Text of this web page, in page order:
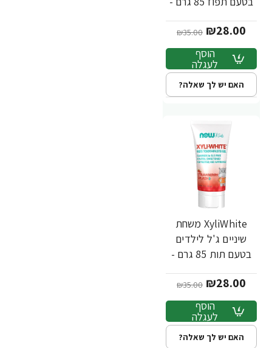
₪28.00
₪35.00
הוסף
לעגלה
האם יש לך שאלה?
-20%
XyliWhite משחת
שיניים ג'ל לילדים
בטעם תות 85 גרם -
₪28.00
₪35.00
הוסף
לעגלה
האם יש לך שאלה?